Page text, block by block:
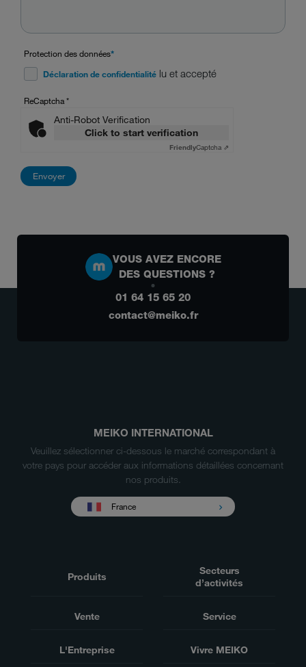
Protection des données*
Déclaration de confidentialité lu et accepté
ReCaptcha*
Anti-Robot Verification
Click to start verification
FriendlyCaptcha ⇗
VOUS AVEZ ENCORE
DES QUESTIONS ?
01 64 15 65 20
contact@meiko.fr
MEIKO INTERNATIONAL
Veuillez sélectionner ci-dessous le marché correspondant à
votre pays pour accéder aux informations détaillées concernant
nos produits.
France
Produits
Secteurs
d’activités
Vente Service
L'Entreprise Vivre MEIKO